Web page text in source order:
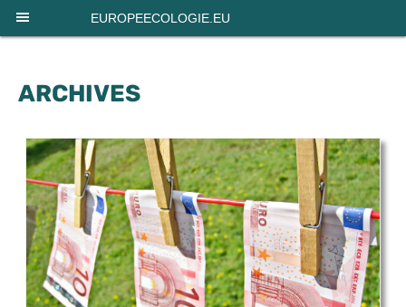
EUROPEECOLOGIE.EU
ARCHIVES